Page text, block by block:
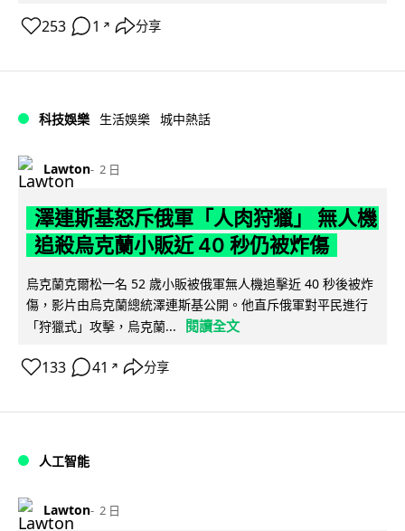
253 1 ↗ 分享
科技娛樂 生活娛樂 城中熱話
Lawton 2 日
澤連斯基怒斥俄軍「人肉狩獵」 無人機
追殺烏克蘭小販近 40 秒仍被炸傷
烏克蘭克爾松一名 52 歲小販被俄軍無人機追擊近 40 秒後被炸
傷，影片由烏克蘭總統澤連斯基公開。他直斥俄軍對平民進行
「狩獵式」攻擊，烏克蘭...
閱讀全文
133 41 ↗ 分享
人工智能
Lawton 2 日